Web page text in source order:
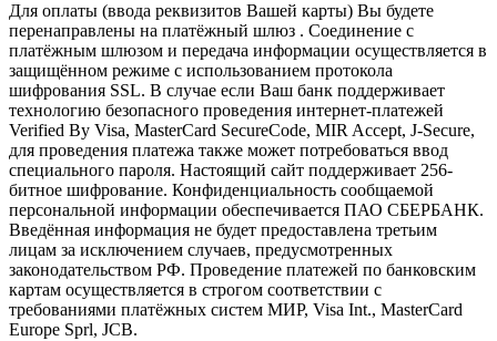
Для оплаты (ввода реквизитов Вашей карты) Вы будете
перенаправлены на платёжный шлюз . Соединение с
платёжным шлюзом и передача информации осуществляется в
защищённом режиме с использованием протокола
шифрования SSL. В случае если Ваш банк поддерживает
технологию безопасного проведения интернет-платежей
Verified By Visa, MasterCard SecureCode, MIR Accept, J-Secure,
для проведения платежа также может потребоваться ввод
специального пароля. Настоящий сайт поддерживает 256-
битное шифрование. Конфиденциальность сообщаемой
персональной информации обеспечивается ПАО СБЕРБАНК.
Введённая информация не будет предоставлена третьим
лицам за исключением случаев, предусмотренных
законодательством РФ. Проведение платежей по банковским
картам осуществляется в строгом соответствии с
требованиями платёжных систем МИР, Visa Int., MasterCard
Europe Sprl, JCB.